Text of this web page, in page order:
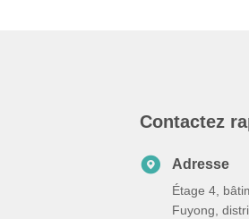
Contactez
Adresse
Étage 4,
Fuyong,